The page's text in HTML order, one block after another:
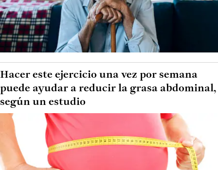
Hacer este ejercicio una vez por semana
puede ayudar a reducir la grasa abdominal,
según un estudio